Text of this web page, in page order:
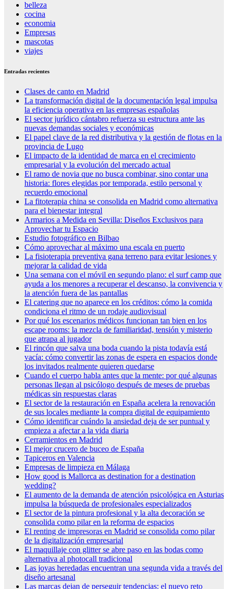
belleza
cocina
economia
Empresas
mascotas
viajes
Entradas recientes
Clases de canto en Madrid
La transformación digital de la documentación legal impulsa
la eficiencia operativa en las empresas españolas
El sector jurídico cántabro refuerza su estructura ante las
nuevas demandas sociales y económicas
El papel clave de la red distributiva y la gestión de flotas en la
provincia de Lugo
El impacto de la identidad de marca en el crecimiento
empresarial y la evolución del mercado actual
El ramo de novia que no busca combinar, sino contar una
historia: flores elegidas por temporada, estilo personal y
recuerdo emocional
La fitoterapia china se consolida en Madrid como alternativa
para el bienestar integral
Armarios a Medida en Sevilla: Diseños Exclusivos para
Aprovechar tu Espacio
Estudio fotográfico en Bilbao
Cómo aprovechar al máximo una escala en puerto
La fisioterapia preventiva gana terreno para evitar lesiones y
mejorar la calidad de vida
Una semana con el móvil en segundo plano: el surf camp que
ayuda a los menores a recuperar el descanso, la convivencia y
la atención fuera de las pantallas
El catering que no aparece en los créditos: cómo la comida
condiciona el ritmo de un rodaje audiovisual
Por qué los escenarios médicos funcionan tan bien en los
escape rooms: la mezcla de familiaridad, tensión y misterio
que atrapa al jugador
El rincón que salva una boda cuando la pista todavía está
vacía: cómo convertir las zonas de espera en espacios donde
los invitados realmente quieren quedarse
Cuando el cuerpo habla antes que la mente: por qué algunas
personas llegan al psicólogo después de meses de pruebas
médicas sin respuestas claras
El sector de la restauración en España acelera la renovación
de sus locales mediante la compra digital de equipamiento
Cómo identificar cuándo la ansiedad deja de ser puntual y
empieza a afectar a la vida diaria
Cerramientos en Madrid
El mejor crucero de buceo de España
Tapiceros en Valencia
Empresas de limpieza en Málaga
How good is Mallorca as destination for a destination
wedding?
El aumento de la demanda de atención psicológica en Asturias
impulsa la búsqueda de profesionales especializados
El sector de la pintura profesional y la alta decoración se
consolida como pilar en la reforma de espacios
El renting de impresoras en Madrid se consolida como pilar
de la digitalización empresarial
El maquillaje con glitter se abre paso en las bodas como
alternativa al photocall tradicional
Las joyas heredadas encuentran una segunda vida a través del
diseño artesanal
Las marcas dejan de perseguir tendencias: el nuevo reto